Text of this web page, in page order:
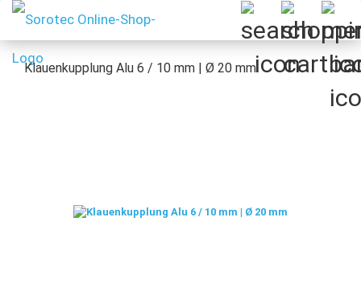
Klauenkupplung Alu 6 / 10 mm | Ø 20 mm